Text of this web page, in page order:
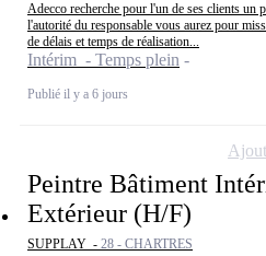
Adecco recherche pour l'un de ses clients un
l'autorité du responsable vous aurez pour
de délais et temps de réalisation...
Intérim - Temps plein
Publié il y a 6 jours
Peintre Bâtiment
Extérieur (H/F)
SUPPLAY - 28 - CHARTRES